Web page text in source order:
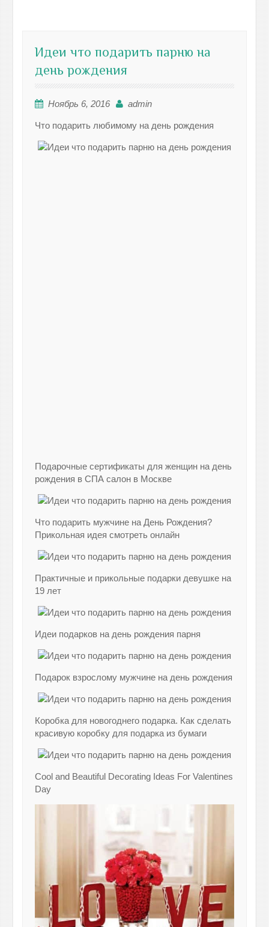
Идеи что подарить парню на
день рождения
Ноябрь 6, 2016 admin
Что подарить любимому на день рождения
Подарочные сертификаты для женщин на день
рождения в СПА салон в Москве
Что подарить мужчине на День Рождения?
Прикольная идея смотреть онлайн
Практичные и прикольные подарки девушке на
19 лет
Идеи подарков на день рождения парня
Подарок взрослому мужчине на день рождения
Коробка для новогоднего подарка. Как сделать
красивую коробку для подарка из бумаги
Cool and Beautiful Decorating Ideas For Valentines
Day